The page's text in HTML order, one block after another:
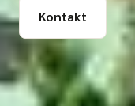
Kontakt